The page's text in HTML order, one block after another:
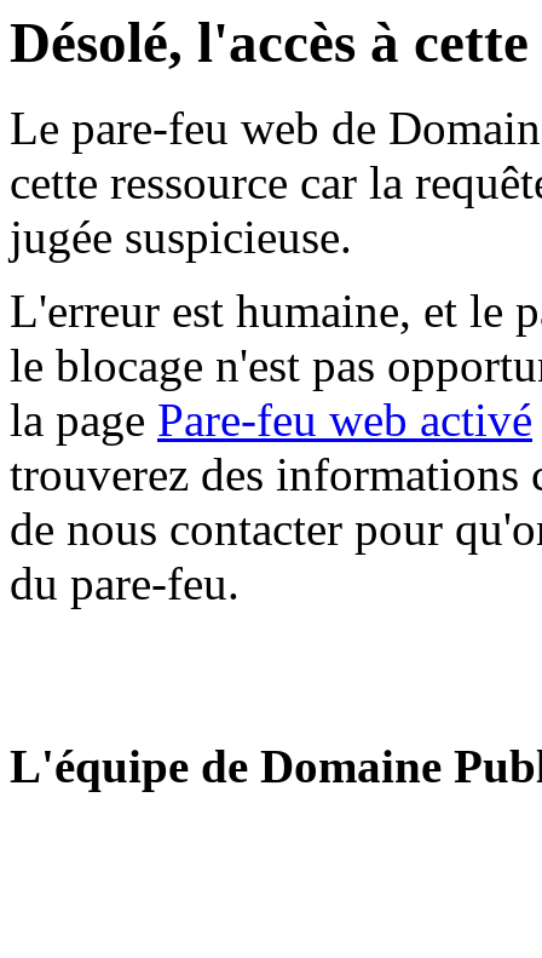
Désolé, l'accès à
Le pare-feu web de
cette ressource car la
jugée suspicieuse.
L'erreur est humaine, et le
le blocage n'est pas
la page Pare-feu web activé
trouverez des informations
de nous contacter pour
du pare-feu.
L'équipe de Domaine